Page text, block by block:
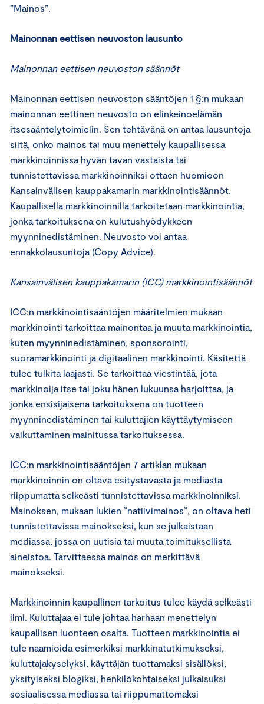
”Mainos”.
Mainonnan eettisen neuvoston lausunto
Mainonnan eettisen neuvoston säännöt
Mainonnan eettisen neuvoston sääntöjen 1 §:n mukaan
mainonnan eettinen neuvosto on elinkeinoelämän
itsesääntelytoimielin. Sen tehtävänä on antaa lausuntoja
siitä, onko mainos tai muu menettely kaupallisessa
markkinoinnissa hyvän tavan vastaista tai
tunnistettavissa markkinoinniksi ottaen huomioon
Kansainvälisen kauppakamarin markkinointisäännöt.
Kaupallisella markkinoinnilla tarkoitetaan markkinointia,
jonka tarkoituksena on kulutushyödykkeen
myynninedistäminen. Neuvosto voi antaa
ennakkolausuntoja (Copy Advice).
Kansainvälisen kauppakamarin (ICC) markkinointisäännöt
ICC:n markkinointisääntöjen määritelmien mukaan
markkinointi tarkoittaa mainontaa ja muuta markkinointia,
kuten myynninedistäminen, sponsorointi,
suoramarkkinointi ja digitaalinen markkinointi. Käsitettä
tulee tulkita laajasti. Se tarkoittaa viestintää, jota
markkinoija itse tai joku hänen lukuunsa harjoittaa, ja
jonka ensisijaisena tarkoituksena on tuotteen
myynninedistäminen tai kuluttajien käyttäytymiseen
vaikuttaminen mainitussa tarkoituksessa.
ICC:n markkinointisääntöjen 7 artiklan mukaan
markkinoinnin on oltava esitystavasta ja mediasta
riippumatta selkeästi tunnistettavissa markkinoinniksi.
Mainoksen, mukaan lukien ”natiivimainos”, on oltava heti
tunnistettavissa mainokseksi, kun se julkaistaan
mediassa, jossa on uutisia tai muuta toimituksellista
aineistoa. Tarvittaessa mainos on merkittävä
mainokseksi.
Markkinoinnin kaupallinen tarkoitus tulee käydä selkeästi
ilmi. Kuluttajaa ei tule johtaa harhaan menettelyn
kaupallisen luonteen osalta. Tuotteen markkinointia ei
tule naamioida esimerkiksi markkinatutkimukseksi,
kuluttajakyselyksi, käyttäjän tuottamaksi sisällöksi,
yksityiseksi blogiksi, henkilökohtaiseksi julkaisuksi
sosiaalisessa mediassa tai riippumattomaksi